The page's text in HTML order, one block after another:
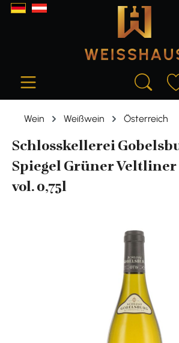
springen
Wein Weißwein Österreich
Schlosskellerei
Spiegel Grüner Veltliner
vol. 0,75l